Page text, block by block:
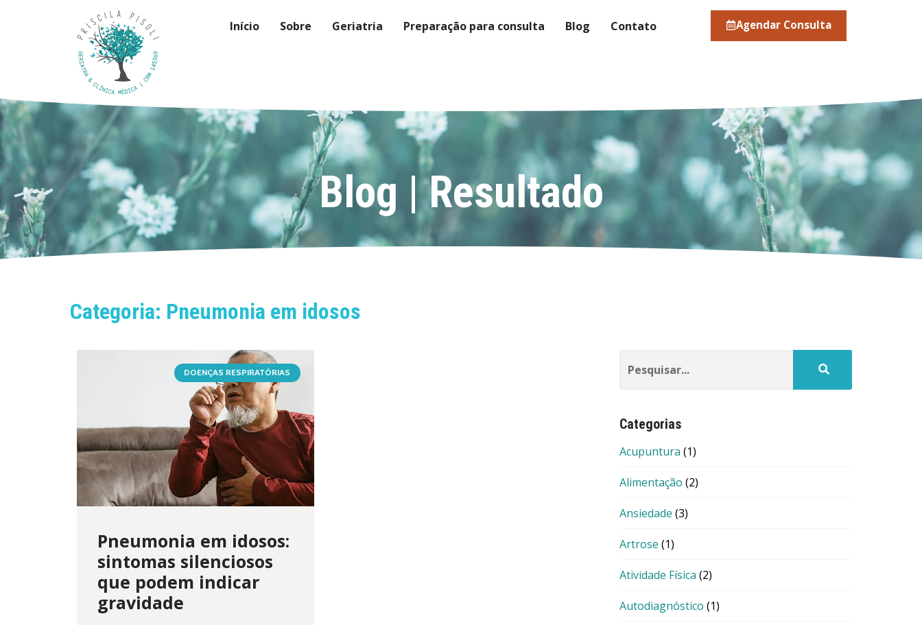
Início Sobre Geriatria Preparação para consulta Blog Contato Agendar Consulta
Blog | Resultado
Categoria: Pneumonia em idosos
DOENÇAS RESPIRATÓRIAS
Pneumonia em idosos:
sintomas silenciosos
que podem indicar
gravidade
Categorias
Acupuntura (1)
Alimentação (2)
Ansiedade (3)
Artrose (1)
Atividade Física (2)
Autodiagnóstico (1)